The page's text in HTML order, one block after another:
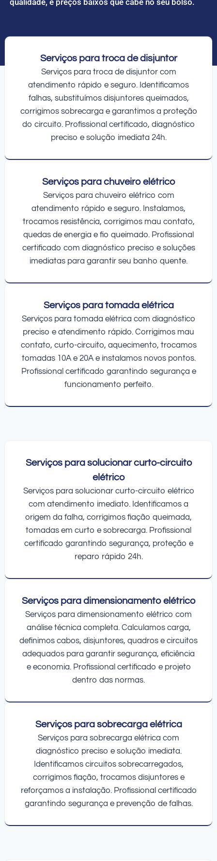
Serviços para troca de disjuntor
Serviços para troca de disjuntor com
atendimento rápido e seguro. Identificamos
falhas, substituímos disjuntores queimados,
corrigimos sobrecarga e garantimos a proteção
do circuito. Profissional certificado, diagnóstico
preciso e solução imediata 24h.
Serviços para chuveiro elétrico
Serviços para chuveiro elétrico com
atendimento rápido e seguro. Instalamos,
trocamos resistência, corrigimos mau contato,
quedas de energia e fio queimado. Profissional
certificado com diagnóstico preciso e soluções
imediatas para garantir seu banho quente.
Serviços para tomada elétrica
Serviços para tomada elétrica com diagnóstico
preciso e atendimento rápido. Corrigimos mau
contato, curto-circuito, aquecimento, trocamos
tomadas 10A e 20A e instalamos novos pontos.
Profissional certificado garantindo segurança e
funcionamento perfeito.
Serviços para solucionar curto-circuito
elétrico
Serviços para solucionar curto-circuito elétrico
com atendimento imediato. Identificamos a
origem da falha, corrigimos fiação queimada,
tomadas em curto e sobrecarga. Profissional
certificado garantindo segurança, proteção e
reparo rápido 24h.
Serviços para dimensionamento elétrico
Serviços para dimensionamento elétrico com
análise técnica completa. Calculamos carga,
definimos cabos, disjuntores, quadros e circuitos
adequados para garantir segurança, eficiência
e economia. Profissional certificado e projeto
dentro das normas.
Serviços para sobrecarga elétrica
Serviços para sobrecarga elétrica com
diagnóstico preciso e solução imediata.
Identificamos circuitos sobrecarregados,
corrigimos fiação, trocamos disjuntores e
reforçamos a instalação. Profissional certificado
garantindo segurança e prevenção de falhas.